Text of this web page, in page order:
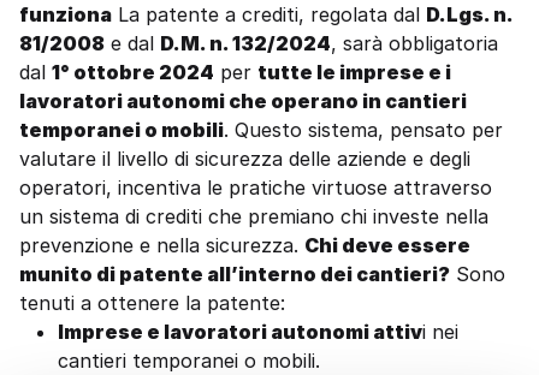
funziona La patente a crediti, regolata dal D.Lgs. n.
81/2008 e dal D.M. n. 132/2024, sarà obbligatoria
dal 1° ottobre 2024 per tutte le imprese e i
lavoratori autonomi che operano in cantieri
temporanei o mobili. Questo sistema, pensato per
valutare il livello di sicurezza delle aziende e degli
operatori, incentiva le pratiche virtuose attraverso
un sistema di crediti che premiano chi investe nella
prevenzione e nella sicurezza. Chi deve essere
munito di patente all’interno dei cantieri? Sono
tenuti a ottenere la patente:
Imprese e lavoratori autonomi attivi nei
cantieri temporanei o mobili.